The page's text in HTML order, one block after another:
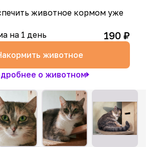
животное кормом уже
на 1 день
190 ₽
животное
о животном